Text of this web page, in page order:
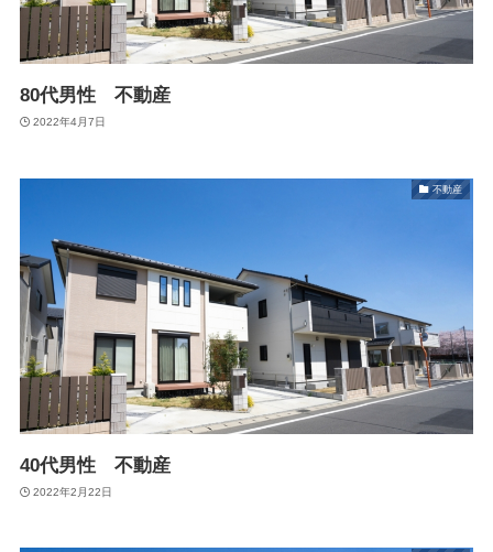
80代男性 不動産
2022年4月7日
不動産
40代男性 不動産
2022年2月22日